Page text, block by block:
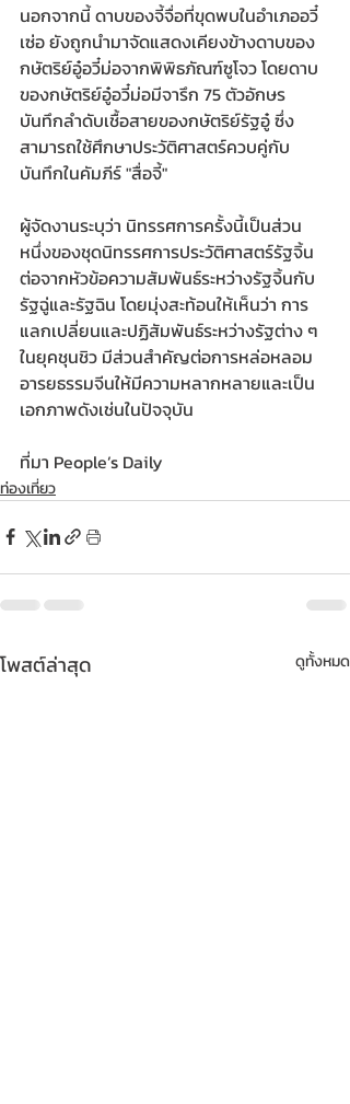
นอกจากนี้ ดาบของจี้จื่อที่ขุดพบในอำเภออวี๋
เซ่อ ยังถูกนำมาจัดแสดงเคียงข้างดาบของ
กษัตริย์อู๋อวี๋ม่อจากพิพิธภัณฑ์ซูโจว โดยดาบ
ของกษัตริย์อู๋อวี๋ม่อมีจารึก 75 ตัวอักษร
บันทึกลำดับเชื้อสายของกษัตริย์รัฐอู๋ ซึ่ง
สามารถใช้ศึกษาประวัติศาสตร์ควบคู่กับ
บันทึกในคัมภีร์ "สื่อจี้"
ผู้จัดงานระบุว่า นิทรรศการครั้งนี้เป็นส่วน
หนึ่งของชุดนิทรรศการประวัติศาสตร์รัฐจิ้น
ต่อจากหัวข้อความสัมพันธ์ระหว่างรัฐจิ้นกับ
รัฐฉู่และรัฐฉิน โดยมุ่งสะท้อนให้เห็นว่า การ
แลกเปลี่ยนและปฏิสัมพันธ์ระหว่างรัฐต่าง ๆ
ในยุคชุนชิว มีส่วนสำคัญต่อการหล่อหลอม
อารยธรรมจีนให้มีความหลากหลายและเป็น
เอกภาพดังเช่นในปัจจุบัน
ที่มา People’s Daily
ท่องเที่ยว
โพสต์ล่าสุด ดูทั้งหมด